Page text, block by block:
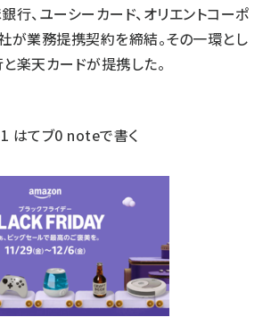
行、ユーシーカード、オリエントコーポ
が業務提携契約を締結。その一環とし
楽天カードが提携した。
1 はてブ0 noteで書く